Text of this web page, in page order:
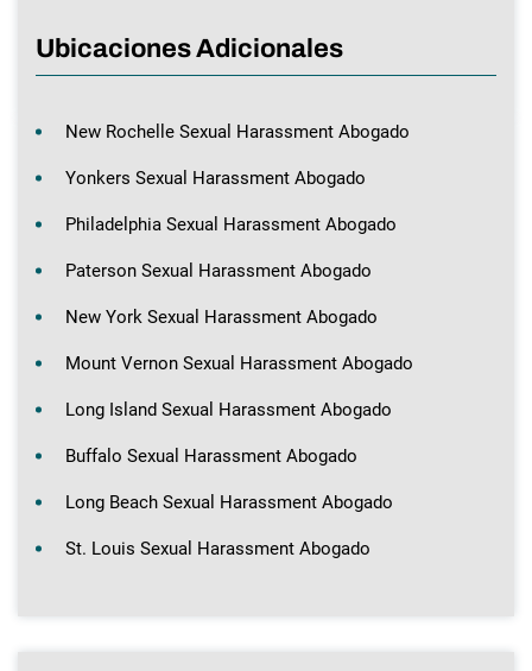
Ubicaciones Adicionales
New Rochelle Sexual Harassment Abogado
Yonkers Sexual Harassment Abogado
Philadelphia Sexual Harassment Abogado
Paterson Sexual Harassment Abogado
New York Sexual Harassment Abogado
Mount Vernon Sexual Harassment Abogado
Long Island Sexual Harassment Abogado
Buffalo Sexual Harassment Abogado
Long Beach Sexual Harassment Abogado
St. Louis Sexual Harassment Abogado